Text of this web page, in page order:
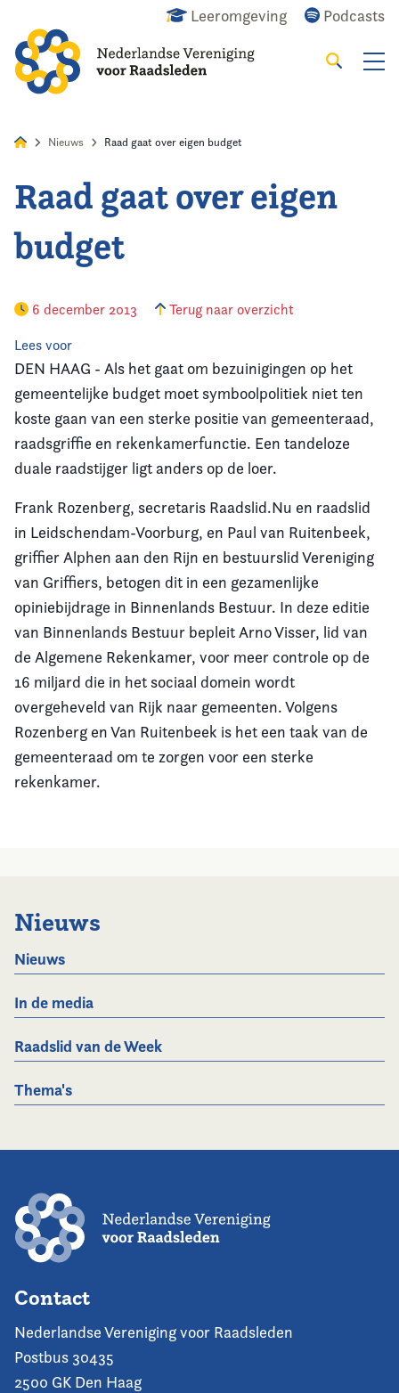
Leeromgeving Podcasts
Zoeken
Home
Agenda
Opleiding
Kennis & Informatie
Vereniging
Nieuws Raad gaat over eigen budget
Raad gaat over eigen
budget
6 december 2013 Terug naar overzicht
Lees voor
DEN HAAG - Als het gaat om bezuinigingen op het
gemeentelijke budget moet symboolpolitiek niet ten
koste gaan van een sterke positie van gemeenteraad,
raadsgriffie en rekenkamerfunctie. Een tandeloze
duale raadstijger ligt anders op de loer.
Frank Rozenberg, secretaris Raadslid.Nu en raadslid
in Leidschendam-Voorburg, en Paul van Ruitenbeek,
griffier Alphen aan den Rijn en bestuurslid Vereniging
van Griffiers, betogen dit in een gezamenlijke
opiniebijdrage in Binnenlands Bestuur. In deze editie
van Binnenlands Bestuur bepleit Arno Visser, lid van
de Algemene Rekenkamer, voor meer controle op de
16 miljard die in het sociaal domein wordt
overgeheveld van Rijk naar gemeenten. Volgens
Rozenberg en Van Ruitenbeek is het een taak van de
gemeenteraad om te zorgen voor een sterke
rekenkamer.
Nieuws
Nieuws
In de media
Raadslid van de Week
Thema's
Contact
Nederlandse Vereniging voor Raadsleden
Postbus 30435
2500 GK Den Haag